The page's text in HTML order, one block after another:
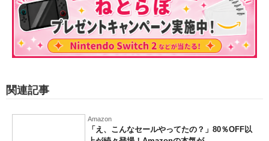
関連記事
Amazon
「え、こんなセールやってたの？」80％OFF以